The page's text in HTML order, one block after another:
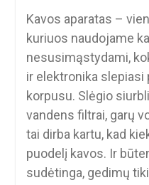
Kavos aparatas –
kuriuos naudojame
nesusimąstydami,
ir elektronika slepiasi
korpusu. Slėgio
vandens filtrai, garų
tai dirba kartu, kad
puodelį kavos. Ir
sudėtinga, gedimų